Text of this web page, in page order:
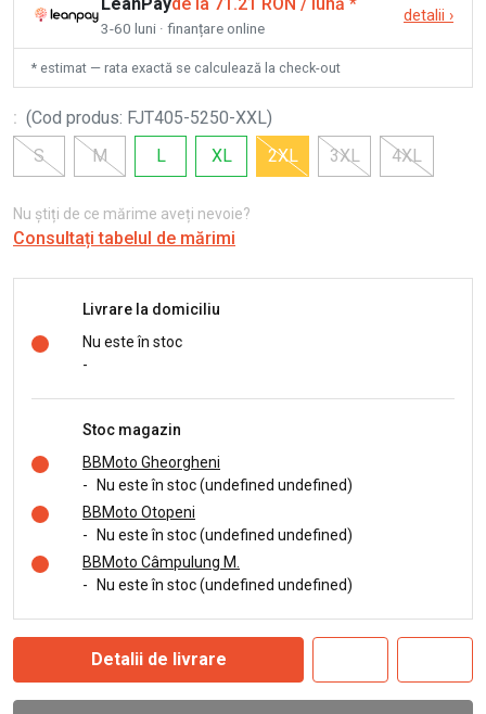
3-60 luni · finanțare online
detalii ›
* estimat — rata exactă se calculează la check-out
: (Cod produs: FJT405-5250-XXL)
S
M L XL 2XL 3XL 4XL
Nu știți de ce mărime aveți nevoie?
Consultați tabelul de mărimi
Livrare la domiciliu
Nu este în stoc
-
Stoc magazin
BBMoto Gheorgheni
-
Nu este în stoc (undefined undefined)
BBMoto Otopeni
-
Nu este în stoc (undefined undefined)
BBMoto Câmpulung M.
-
Nu este în stoc (undefined undefined)
Detalii de livrare